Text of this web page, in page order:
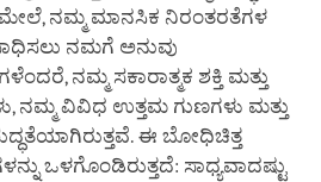
ಮೇಲೆ, ನಮ್ಮ ಮಾನಸಿಕ ನಿರಂತರತೆಗಳ
ನಮಗೆ ಅನುವು
ನಮ್ಮ ಸಕಾರಾತ್ಮಕ ಶಕ್ತಿ ಮತ್ತು
ನಮ್ಮ ವಿವಿಧ ಉತ್ತಮ ಗುಣಗಳು ಮತ್ತು
ಈ ಬೋಧಿಚಿತ್ತ
ಒಳಗೊಂಡಿರುತ್ತದೆ: ಸಾಧ್ಯವಾದಷ್ಟು